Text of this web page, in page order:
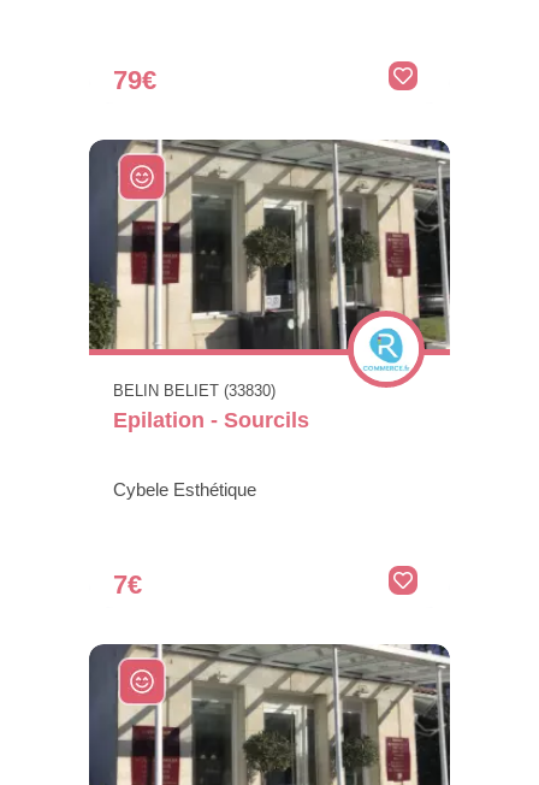
79€
BELIN BELIET (33830)
Epilation - Sourcils
Cybele Esthétique
7€